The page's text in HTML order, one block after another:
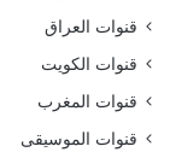
قنوات العراق
قنوات الكويت
قنوات المغرب
قنوات الموسيقى